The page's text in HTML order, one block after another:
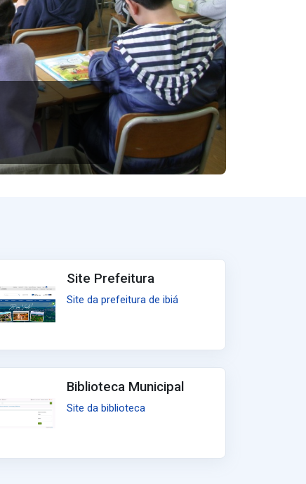
Site Prefeitura
Site da prefeitura de ibiá
Biblioteca Municipal
Site da biblioteca